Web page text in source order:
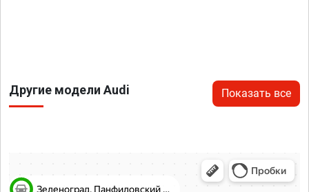
Другие модели Audi Показать все